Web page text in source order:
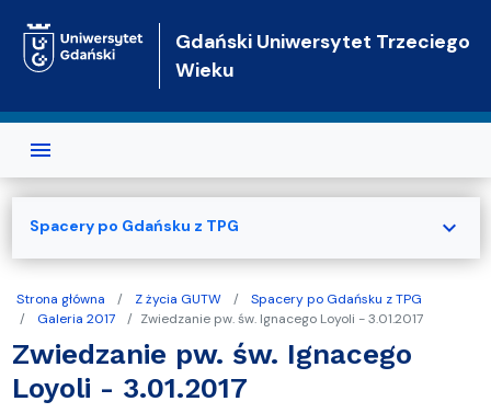
Gdański Uniwersytet Trzeciego
Wieku
Strona główna Z życia GUTW
Spacery po Gdańsku z TPG
Galeria 2017
Zwiedzanie pw. św. Ignacego Loyoli - 3.01.2017
Zwiedzanie pw. św. Ignacego
Loyoli - 3.01.2017
Spacery po Gdańsku z TPG expand_more